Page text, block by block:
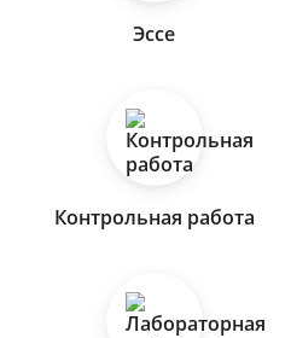
Эссе
Контрольная работа